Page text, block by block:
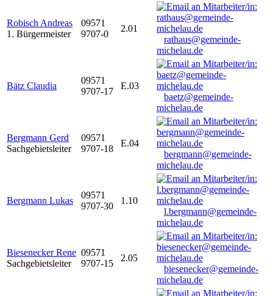
Robisch Andreas
1. Bürgermeister
09571
9707-0
2.01
rathaus@gemeinde-
michelau.de
Bätz Claudia
09571
9707-17
E.03
baetz@gemeinde-
michelau.de
Bergmann Gerd
Sachgebietsleiter
09571
9707-18
E.04
bergmann@gemeinde-
michelau.de
Bergmann Lukas
09571
9707-30
1.10
l.bergmann@gemeinde-
michelau.de
Biesenecker Rene
Sachgebietsleiter
09571
9707-15
2.05
biesenecker@gemeinde-
michelau.de